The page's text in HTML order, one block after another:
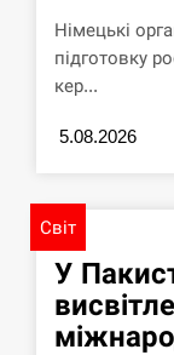
Німецькі
підготовку
кер...
5.08.2026
Світ
У